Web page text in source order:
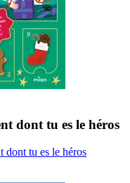
dont tu es le héros
dont tu es le héros